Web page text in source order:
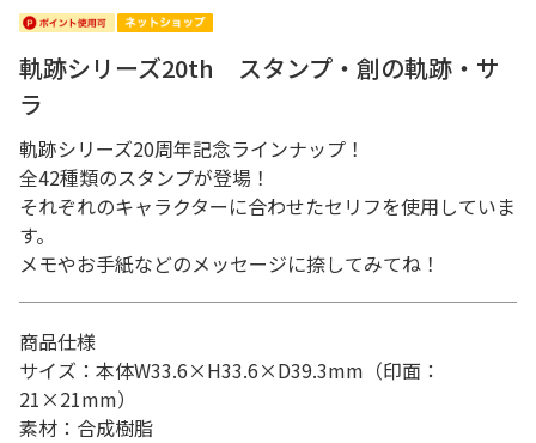
軌跡シリーズ20th スタンプ・創の軌跡・サ
ラ
軌跡シリーズ20周年記念ラインナップ！
全42種類のスタンプが登場！
それぞれのキャラクターに合わせたセリフを使用していま
す。
メモやお手紙などのメッセージに捺してみてね！
商品仕様
サイズ：本体W33.6×H33.6×D39.3mm（印面：
21×21mm）
素材：合成樹脂